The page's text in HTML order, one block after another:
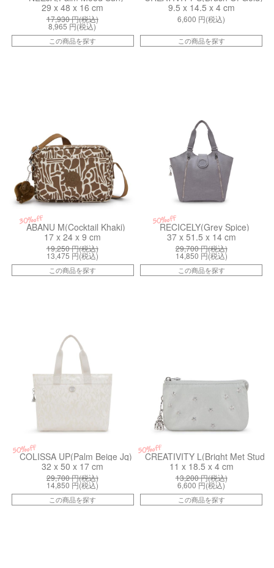
29 x 48 x 16 cm
17,930円(税込)
8,965 円(税込)
この商品を探す
9.5 x 14.5 x 4 cm
6,600 円(税込)
この商品を探す
30%off
ABANU M(Cocktail Khaki)
17 x 24 x 9 cm
19,250円(税込)
13,475 円(税込)
この商品を探す
50%off
RECICELY(Grey Spice)
37 x 51.5 x 14 cm
29,700円(税込)
14,850 円(税込)
この商品を探す
50%off
COLISSA UP(Palm Beige Jq)
32 x 50 x 17 cm
29,700円(税込)
14,850 円(税込)
この商品を探す
50%off
CREATIVITY L(Bright Met Stud)
11 x 18.5 x 4 cm
13,200円(税込)
6,600 円(税込)
この商品を探す